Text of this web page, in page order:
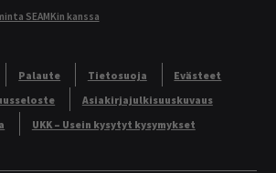
SEAMKin kanssa
Palaute Tietosuoja
Evästeet
Asiakirjajulkisuuskuvaus
UKK – Usein kysytyt kysymykset